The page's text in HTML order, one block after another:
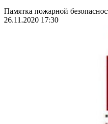
Памятка пожарной
26.11.2020 17:30